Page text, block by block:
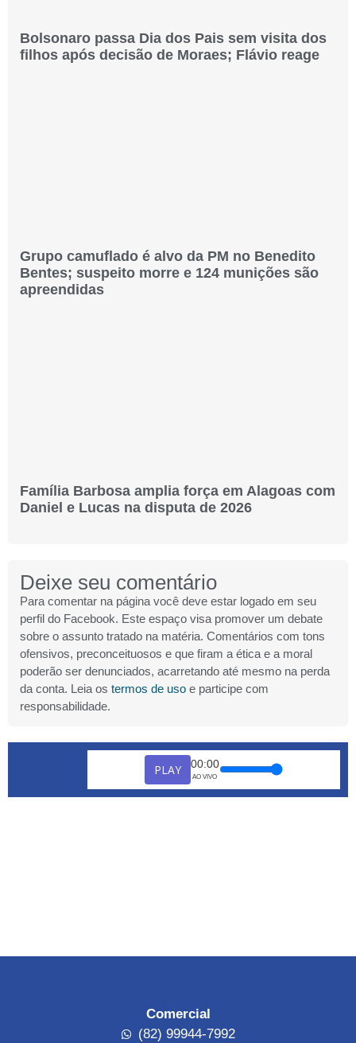
Bolsonaro passa Dia dos Pais sem visita dos
filhos após decisão de Moraes; Flávio reage
Grupo camuflado é alvo da PM no Benedito
Bentes; suspeito morre e 124 munições são
apreendidas
Família Barbosa amplia força em Alagoas com
Daniel e Lucas na disputa de 2026
Deixe seu comentário
Para comentar na página você deve estar logado em seu
perfil do Facebook. Este espaço visa promover um debate
sobre o assunto tratado na matéria. Comentários com tons
ofensivos, preconceituosos e que firam a ética e a moral
poderão ser denunciados, acarretando até mesmo na perda
da conta. Leia os termos de uso e participe com
responsabilidade.
PLAY 00:00
AO VIVO
Comercial
(82) 99944-7992